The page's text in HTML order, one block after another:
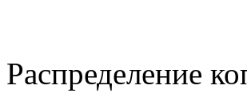
Распределение